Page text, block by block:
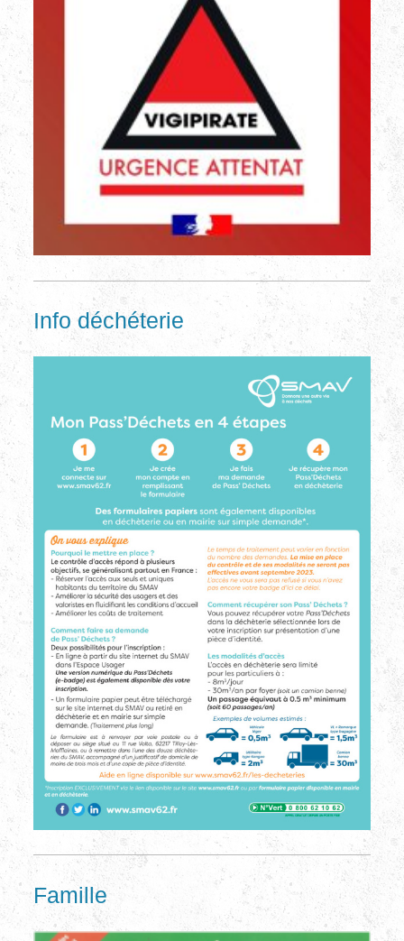
Info déchéterie
Famille